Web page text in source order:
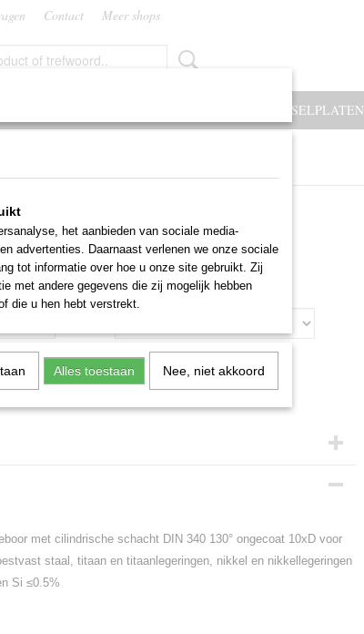
Contact Meer shops
WISSELPLATEN
PFX Dormer A940
Aantal
met cilindrische schacht DIN 340 130° ongecoat 10xD voor
staal, titaan en titaanlegeringen, nikkel en nikkellegeringen
Si ≤0.5%
het aanbieden van sociale media-
advertenties. Daarnaast verlenen we onze sociale
tot informatie over hoe u onze site gebruikt. Zij
met andere gegevens die zij mogelijk hebben
die u hen hebt verstrekt.
Alles toestaan Nee, niet akkoord